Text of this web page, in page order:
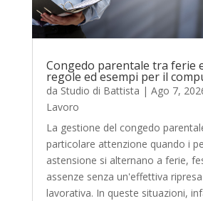
Congedo parentale tra ferie
regole ed esempi per il
da Studio di Battista | Ago 7,
Lavoro
La gestione del congedo
particolare attenzione quando i
astensione si alternano a ferie,
assenze senza un'effettiva
lavorativa. In queste situazioni,